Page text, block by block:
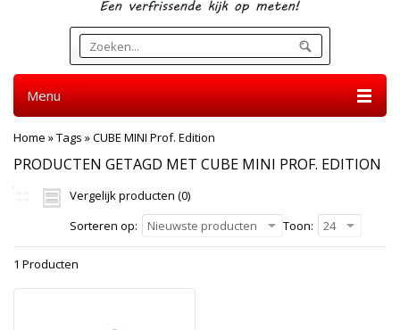
Menu
Home »Tags »CUBE MINI Prof. Edition
PRODUCTEN GETAGD MET CUBE MINI PROF. EDITION
Vergelijk producten (0)
Sorteren op:
Nieuwste producten Toon: 24
1 Producten